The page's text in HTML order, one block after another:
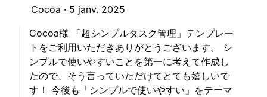
Cocoa · 5 janv. 2025
Cocoa様 「超シンプルタスク管理」テンプレー
トをご利用いただきありがとうございます。 シ
ンプルで使いやすいことを第一に考えて作成し
たので、そう言っていただけてとても嬉しいで
す！ 今後も「シンプルで使いやすい」をテーマ